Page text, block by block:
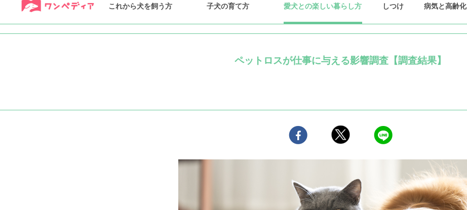
子犬の育て方
これから犬を飼う方 愛犬との楽しい暮らし方 しつけ 病気と高齢化
ペットロスが仕事に与える影響調査【調査結果】